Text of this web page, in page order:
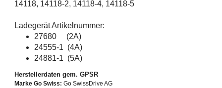
14118, 14118-2, 14118-4, 14118-5
Ladegerät Artikelnummer:
27680 (2A)
24555-1 (4A)
24881-1 (5A)
Herstellerdaten gem. GPSR
Marke Go Swiss: Go SwissDrive AG